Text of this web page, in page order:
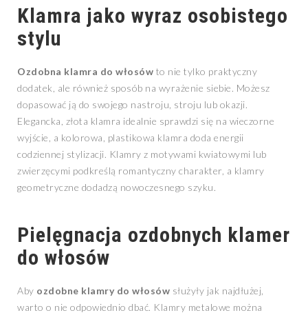
Klamra jako wyraz osobistego
stylu
Ozdobna klamra do włosów to nie tylko praktyczny
dodatek, ale również sposób na wyrażenie siebie. Możesz
dopasować ją do swojego nastroju, stroju lub okazji.
Elegancka, złota klamra idealnie sprawdzi się na wieczorne
wyjście, a kolorowa, plastikowa klamra doda energii
codziennej stylizacji. Klamry z motywami kwiatowymi lub
zwierzęcymi podkreślą romantyczny charakter, a klamry
geometryczne dodadzą nowoczesnego szyku.
Pielęgnacja ozdobnych klamer
do włosów
Aby ozdobne klamry do włosów służyły jak najdłużej,
warto o nie odpowiednio dbać. Klamry metalowe można